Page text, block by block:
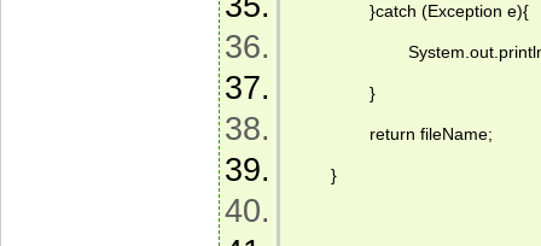
}catch (Exception e){
}
return fileName;
}